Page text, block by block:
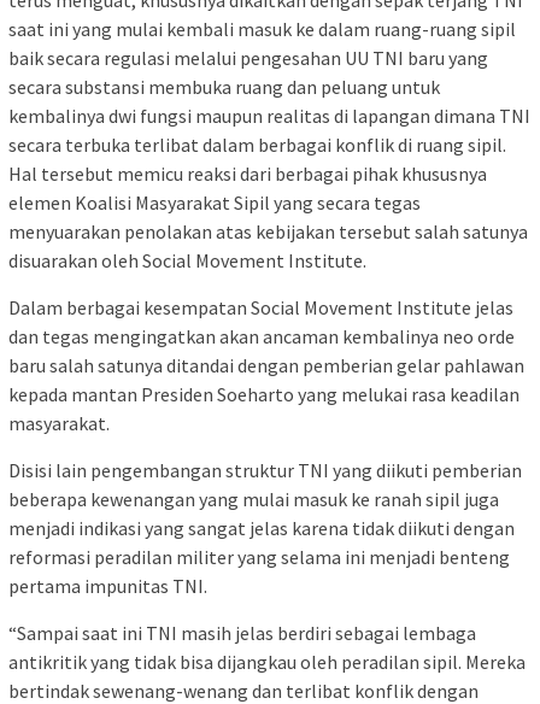
saat ini yang mulai kembali masuk ke dalam ruang-ruang sipil
baik secara regulasi melalui pengesahan UU TNI baru yang
secara substansi membuka ruang dan peluang untuk
kembalinya dwi fungsi maupun realitas di lapangan dimana TNI
secara terbuka terlibat dalam berbagai konflik di ruang sipil.
Hal tersebut memicu reaksi dari berbagai pihak khususnya
elemen Koalisi Masyarakat Sipil yang secara tegas
menyuarakan penolakan atas kebijakan tersebut salah satunya
disuarakan oleh Social Movement Institute.
Dalam berbagai kesempatan Social Movement Institute jelas
dan tegas mengingatkan akan ancaman kembalinya neo orde
baru salah satunya ditandai dengan pemberian gelar pahlawan
kepada mantan Presiden Soeharto yang melukai rasa keadilan
masyarakat.
Disisi lain pengembangan struktur TNI yang diikuti pemberian
beberapa kewenangan yang mulai masuk ke ranah sipil juga
menjadi indikasi yang sangat jelas karena tidak diikuti dengan
reformasi peradilan militer yang selama ini menjadi benteng
pertama impunitas TNI.
“Sampai saat ini TNI masih jelas berdiri sebagai lembaga
antikritik yang tidak bisa dijangkau oleh peradilan sipil. Mereka
bertindak sewenang-wenang dan terlibat konflik dengan